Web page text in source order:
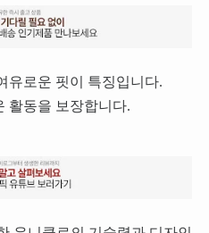
유로운 핏이 특징입니다.
활동을 보장합니다.